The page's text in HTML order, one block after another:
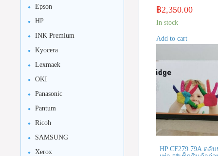
฿2,350.00
In stock
Add to cart
HP CF279 79A ตลั
Epson
HP
INK Premium
Kyocera
Lexmaek
OKI
Panasonic
Pantum
Ricoh
SAMSUNG
Xerox